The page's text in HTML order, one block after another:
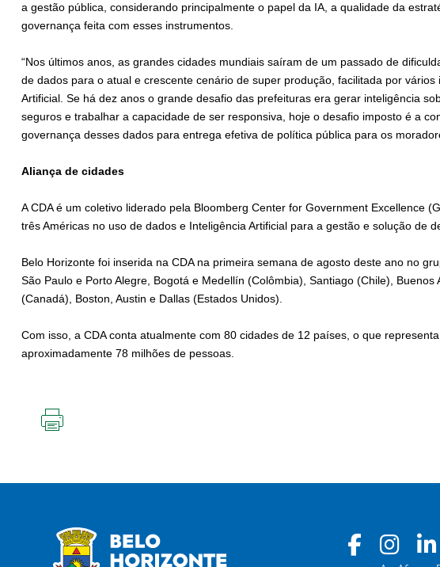
a gestão pública, considerando principalmente o papel da IA, a qualidade da
governança feita com esses instrumentos.
“Nos últimos anos, as grandes cidades mundiais saíram de um passado de
de dados para o atual e crescente cenário de super produção, facilitada por
Artificial. Se há dez anos o grande desafio das prefeituras era gerar inteligência
seguros e trabalhar a capacidade de ser responsiva, hoje o desafio imposto é a
governança desses dados para entrega efetiva de política pública para os
Aliança de cidades
A CDA é um coletivo liderado pela Bloomberg Center for Government Excellence
três Américas no uso de dados e Inteligência Artificial para a gestão e solução de
Belo Horizonte foi inserida na CDA na primeira semana de agosto deste ano no
São Paulo e Porto Alegre, Bogotá e Medellín (Colômbia), Santiago (Chile), Buenos
(Canadá), Boston, Austin e Dallas (Estados Unidos).
Com isso, a CDA conta atualmente com 80 cidades de 12 países, o que
aproximadamente 78 milhões de pessoas.